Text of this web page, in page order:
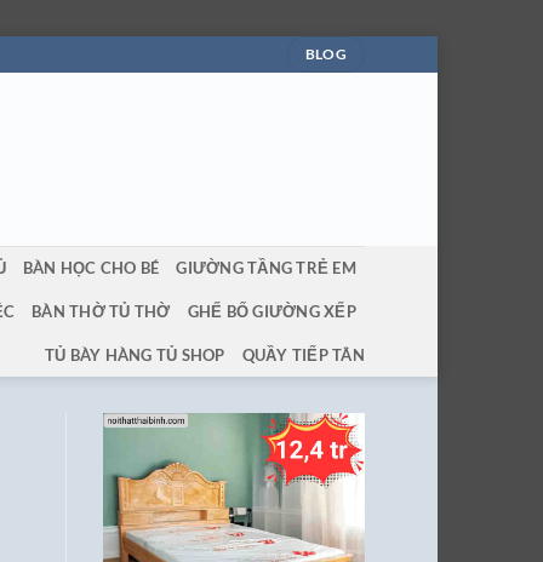
BLOG
BÀN HỌC CHO BÉ GIƯỜNG TẦNG TRẺ EM
BÀN THỜ TỦ THỜ GHẾ BỐ GIƯỜNG XẾP
TỦ BÀY HÀNG TỦ SHOP QUẦY TIẾP TÂN